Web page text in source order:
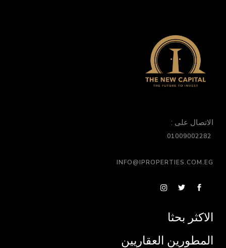
الاتصال على :
INFO@IPROPERTIES.COM.EG
الاكثر بحثا
المطورين العقاريين